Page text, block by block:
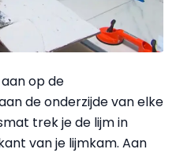
op de
de onderzijde van elke
trek je de lijm in
van je lijmkam. Aan